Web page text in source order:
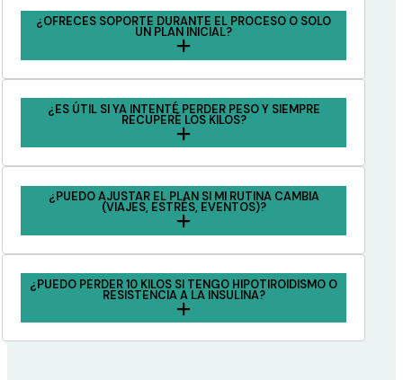
¿OFRECES SOPORTE DURANTE EL PROCESO O SOLO
UN PLAN INICIAL?
¿ES ÚTIL SI YA INTENTÉ PERDER PESO Y SIEMPRE
RECUPERÉ LOS KILOS?
¿PUEDO AJUSTAR EL PLAN SI MI RUTINA CAMBIA
(VIAJES, ESTRÉS, EVENTOS)?
¿PUEDO PERDER 10 KILOS SI TENGO HIPOTIROIDISMO O
RESISTENCIA A LA INSULINA?